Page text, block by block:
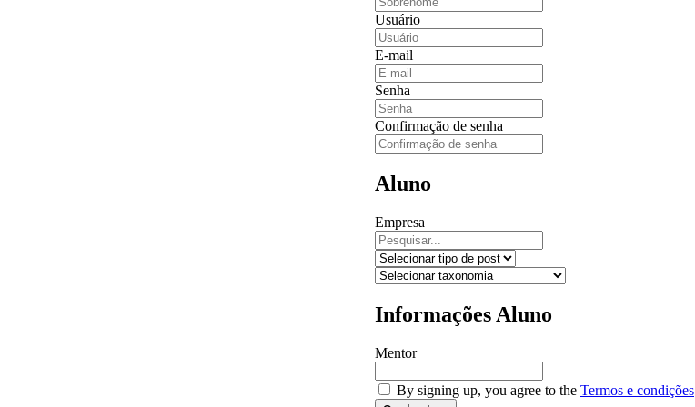
Usuário
E-mail
Senha
Confirmação de senha
Aluno
Empresa
Informações Aluno
Mentor
By signing up, you agree to the Termos e condições